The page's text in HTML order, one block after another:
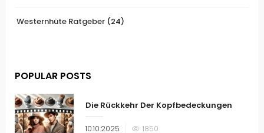
Westernhüte Ratgeber (24)
POPULAR POSTS
Die Rückkehr Der Kopfbedeckungen
Veröffentlicht
10.10.2025 1850